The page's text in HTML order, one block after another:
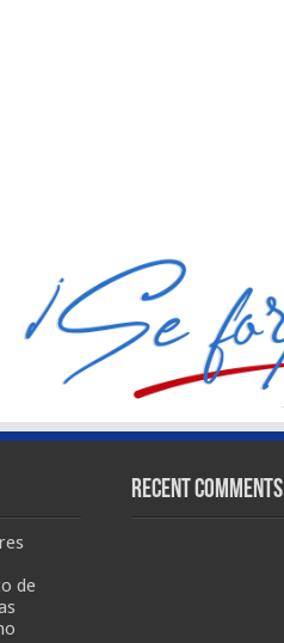
de
Recent Comments